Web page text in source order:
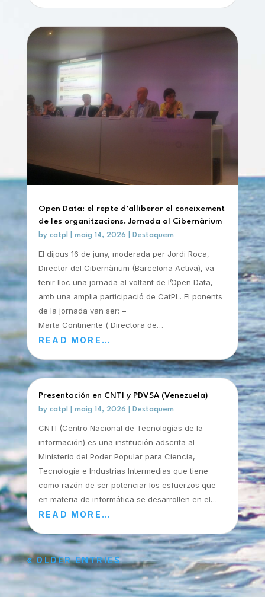
Open Data: el repte d’alliberar el coneixement
de les organitzacions. Jornada al Cibernàrium
by catpl maig 14, 2026 Destaquem
El dijous 16 de juny, moderada per Jordi Roca,
Director del Cibernàrium (Barcelona Activa), va
tenir lloc una jornada al voltant de l’Open Data,
amb una amplia participació de CatPL. El ponents
de la jornada van ser: –
Marta Continente ( Directora de…
READ MORE…
Presentación en CNTI y PDVSA (Venezuela)
by catpl maig 14, 2026 Destaquem
CNTI (Centro Nacional de Tecnologías de la
información) es una institución adscrita al
Ministerio del Poder Popular para Ciencia,
Tecnología e Industrias Intermedias que tiene
como razón de ser potenciar los esfuerzos que
en materia de informática se desarrollen en el…
READ MORE…
« OLDER ENTRIES